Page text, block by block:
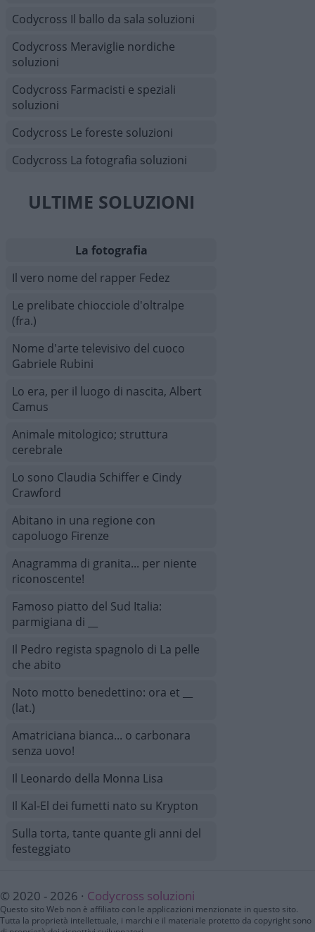
Codycross Il ballo da sala soluzioni
Codycross Meraviglie nordiche
soluzioni
Codycross Farmacisti e speziali
soluzioni
Codycross Le foreste soluzioni
Codycross La fotografia soluzioni
ULTIME SOLUZIONI
La fotografia
Il vero nome del rapper Fedez
Le prelibate chiocciole d'oltralpe
(fra.)
Nome d'arte televisivo del cuoco
Gabriele Rubini
Lo era, per il luogo di nascita, Albert
Camus
Animale mitologico; struttura
cerebrale
Lo sono Claudia Schiffer e Cindy
Crawford
Abitano in una regione con
capoluogo Firenze
Anagramma di granita... per niente
riconoscente!
Famoso piatto del Sud Italia:
parmigiana di __
Il Pedro regista spagnolo di La pelle
che abito
Noto motto benedettino: ora et __
(lat.)
Amatriciana bianca... o carbonara
senza uovo!
Il Leonardo della Monna Lisa
Il Kal-El dei fumetti nato su Krypton
Sulla torta, tante quante gli anni del
festeggiato
© 2020 - 2026 · Codycross soluzioni
Questo sito Web non è affiliato con le applicazioni menzionate in questo sito.
Tutta la proprietà intellettuale, i marchi e il materiale protetto da copyright sono